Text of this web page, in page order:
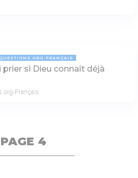
FRANÇAIS
prier si Dieu connaît déjà
Français
PAGE 4